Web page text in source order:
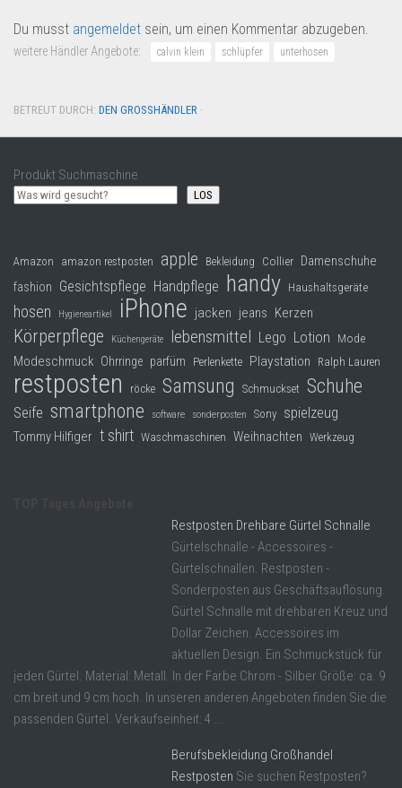
Du musst angemeldet sein, um einen Kommentar abzugeben.
weitere Händler Angebote: calvin klein schlüpfer unterhosen
BETREUT DURCH: DEN GROSSHÄNDLER ·
Produkt Suchmaschine
LOS
Amazon amazon restposten apple Bekleidung Collier Damenschuhe
fashion Gesichtspflege Handpflege handy Haushaltsgeräte
hosen Hygieneartikel iPhone jacken jeans Kerzen
Körperpflege Küchengeräte lebensmittel Lego Lotion Mode
Modeschmuck Ohrringe parfüm Perlenkette Playstation Ralph Lauren
restposten röcke Samsung Schmuckset Schuhe
Seife smartphone software sonderposten Sony spielzeug
Tommy Hilfiger t shirt Waschmaschinen Weihnachten Werkzeug
Restposten Drehbare Gürtel Schnalle
Gürtelschnalle - Accessoires -
Gürtelschnallen. Restposten -
Sonderposten aus Geschäftsauflösung.
Gürtel Schnalle mit drehbaren Kreuz und
Dollar Zeichen. Accessoires im
aktuellen Design. Ein Schmuckstück für
jeden Gürtel. Material: Metall. In der Farbe Chrom - Silber Größe: ca. 9
cm breit und 9 cm hoch. In unseren anderen Angeboten finden Sie die
passenden Gürtel. Verkaufseinheit: 4 ...
Berufsbekleidung Großhandel
Restposten Sie suchen Restposten?